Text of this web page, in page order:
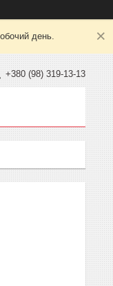
день.
+380 (98) 319-13-13